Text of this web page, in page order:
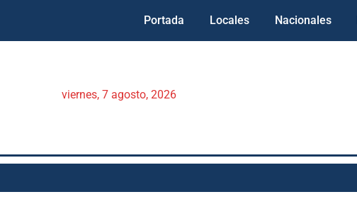
Portada Locales Nacionales
viernes, 7 agosto, 2026